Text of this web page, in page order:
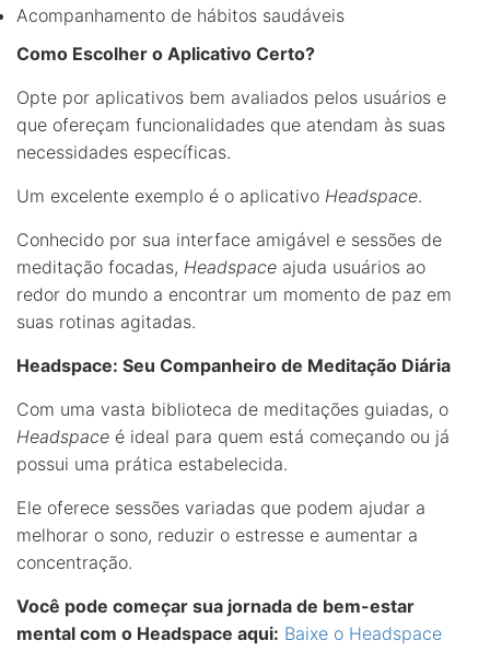
Acompanhamento de hábitos saudáveis
Como Escolher o Aplicativo Certo?
Opte por aplicativos bem avaliados pelos usuários e
que ofereçam funcionalidades que atendam às suas
necessidades específicas.
Um excelente exemplo é o aplicativo Headspace.
Conhecido por sua interface amigável e sessões de
meditação focadas, Headspace ajuda usuários ao
redor do mundo a encontrar um momento de paz em
suas rotinas agitadas.
Headspace: Seu Companheiro de Meditação Diária
Com uma vasta biblioteca de meditações guiadas, o
Headspace é ideal para quem está começando ou já
possui uma prática estabelecida.
Ele oferece sessões variadas que podem ajudar a
melhorar o sono, reduzir o estresse e aumentar a
concentração.
Você pode começar sua jornada de bem-estar
mental com o Headspace aqui: Baixe o Headspace